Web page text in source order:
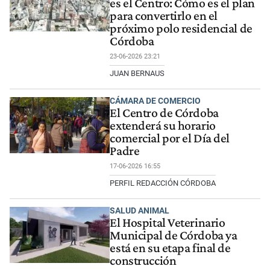
es el Centro: Cómo es el plan
para convertirlo en el
próximo polo residencial de
Córdoba
23-06-2026 23:21
JUAN BERNAUS
CÁMARA DE COMERCIO
El Centro de Córdoba
extenderá su horario
comercial por el Día del
Padre
17-06-2026 16:55
PERFIL REDACCIÓN CÓRDOBA
SALUD ANIMAL
El Hospital Veterinario
Municipal de Córdoba ya
está en su etapa final de
construcción